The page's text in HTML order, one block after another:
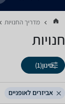
מדריך החנויות
חנויות
סינון(1)
אביזרים לאופניים